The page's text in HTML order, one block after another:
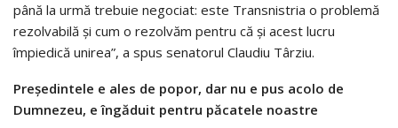
până la urmă trebuie negociat: este Transnistria o problemă
rezolvabilă și cum o rezolvăm pentru că și acest lucru
împiedică unirea”, a spus senatorul Claudiu Târziu.
Președintele e ales de popor, dar nu e pus acolo de
Dumnezeu, e îngăduit pentru păcatele noastre